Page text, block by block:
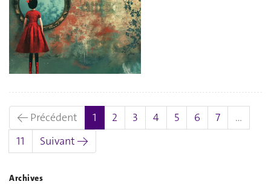
← Précédent 1 (actuel)
2 3 4 5 6 7
…
11
Suivant →
Archives